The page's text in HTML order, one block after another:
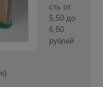
сть от
5.50 до
6,50
рублей